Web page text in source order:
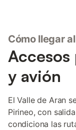
Cómo llegar
y avión
El Valle de Aran
Pirineo, con
condiciona las